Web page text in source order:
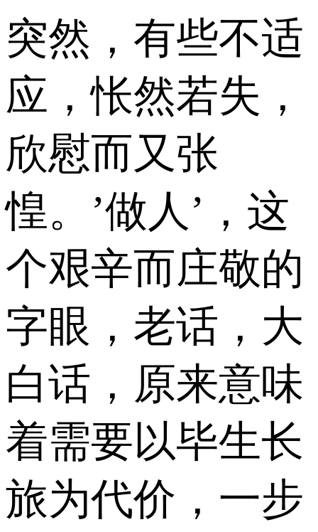
突然，有些不适
应，怅然若失，
欣慰而又张
惶。’做人’，这
个艰辛而庄敬的
字眼，老话，大
白话，原来意味
着需要以毕生长
旅为代价，一步